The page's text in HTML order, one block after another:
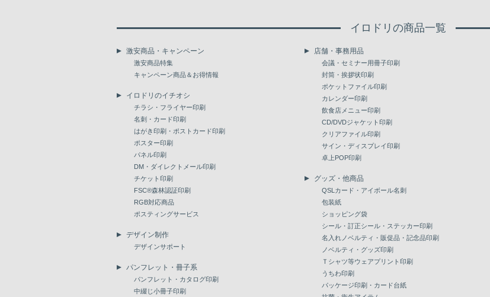
イロドリの商品一覧
激安商品・キャンペーン
激安商品特集
キャンペーン商品＆お得情報
イロドリのイチオシ
チラシ・フライヤー印刷
名刺・カード印刷
はがき印刷・ポストカード印刷
ポスター印刷
パネル印刷
DM・ダイレクトメール印刷
チケット印刷
FSC®森林認証印刷
RGB対応商品
ポスティングサービス
デザイン制作
デザインサポート
パンフレット・冊子系
パンフレット・カタログ印刷
中綴じ小冊子印刷
店舗・事務用品
会議・セミナー用冊子印刷
封筒・挨拶状印刷
ポケットファイル印刷
カレンダー印刷
飲食店メニュー印刷
CD/DVDジャケット印刷
クリアファイル印刷
サイン・ディスプレイ印刷
卓上POP印刷
グッズ・他商品
QSLカード・アイボール名刺
包装紙
ショッピング袋
シール・訂正シール・ステッカー印刷
名入れノベルティ・販促品・記念品印刷
ノベルティ・グッズ印刷
Ｔシャツ等ウェアプリント印刷
うちわ印刷
パッケージ印刷・カード台紙